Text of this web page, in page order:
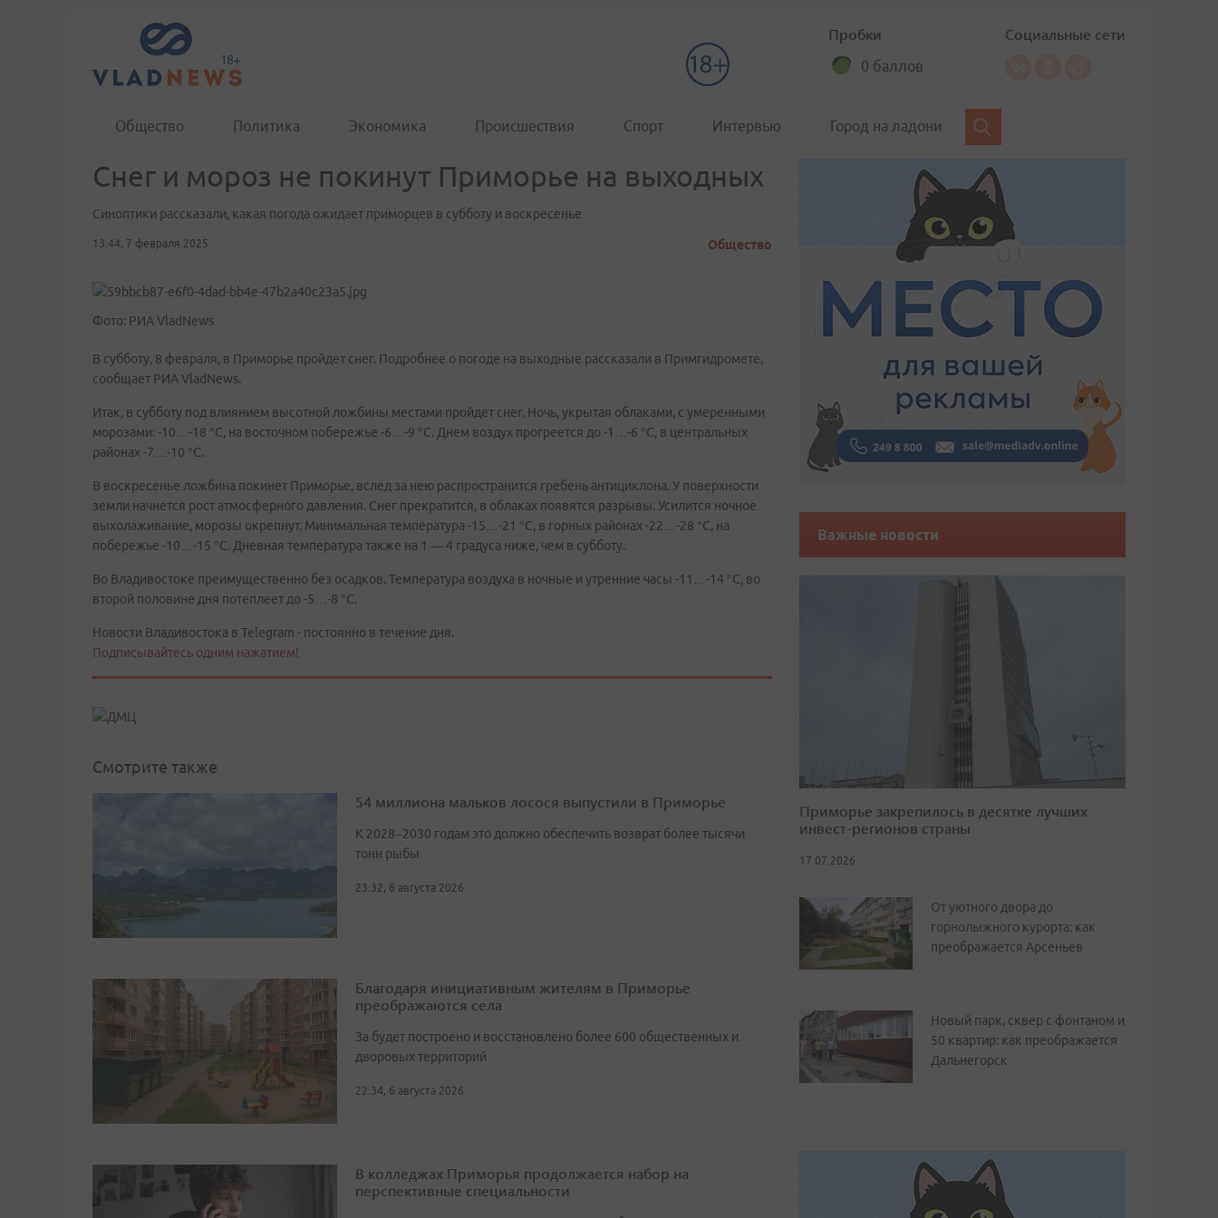
Пробки
0 баллов
Социальные сети
Общество Политика Экономика Происшествия Спорт Интервью Город на ладони
Снег и мороз не покинут Приморье на выходных
Синоптики рассказали, какая погода ожидает приморцев в субботу и воскресенье
13:44, 7 февраля 2025 Общество
Фото: РИА VladNews
В субботу, 8 февраля, в Приморье пройдет снег. Подробнее о погоде на выходные рассказали в Примгидромете,
сообщает РИА VladNews.
Итак, в субботу под влиянием высотной ложбины местами пройдет снег. Ночь, укрытая облаками, с умеренными
морозами: -10…-18 °С, на восточном побережье -6…-9 °С. Днем воздух прогреется до -1…-6 °С, в центральных
районах -7…-10 °С.
В воскресенье ложбина покинет Приморье, вслед за нею распространится гребень антициклона. У поверхности
земли начнется рост атмосферного давления. Снег прекратится, в облаках появятся разрывы. Усилится ночное
выхолаживание, морозы окрепнут. Минимальная температура -15…-21 °С, в горных районах -22…-28 °С, на
побережье -10…-15 °С. Дневная температура также на 1 — 4 градуса ниже, чем в субботу.
Во Владивостоке преимущественно без осадков. Температура воздуха в ночные и утренние часы -11…-14 °С, во
второй половине дня потеплеет до -5…-8 °С.
Новости Владивостока в Telegram - постоянно в течение дня.
Подписывайтесь одним нажатием!
Смотрите также
54 миллиона мальков лосося выпустили в Приморье
К 2028–2030 годам это должно обеспечить возврат более тысячи
тонн рыбы
23:32, 6 августа 2026
Благодаря инициативным жителям в Приморье
преображаются села
За будет построено и восстановлено более 600 общественных и
дворовых территорий
22:34, 6 августа 2026
В колледжах Приморья продолжается набор на
перспективные специальности
Важные новости
Приморье закрепилось в десятке лучших
инвест-регионов страны
17.07.2026
От уютного двора до
горнолыжного курорта: как
преображается Арсеньев
Новый парк, сквер с фонтаном и
50 квартир: как преображается
Дальнегорск